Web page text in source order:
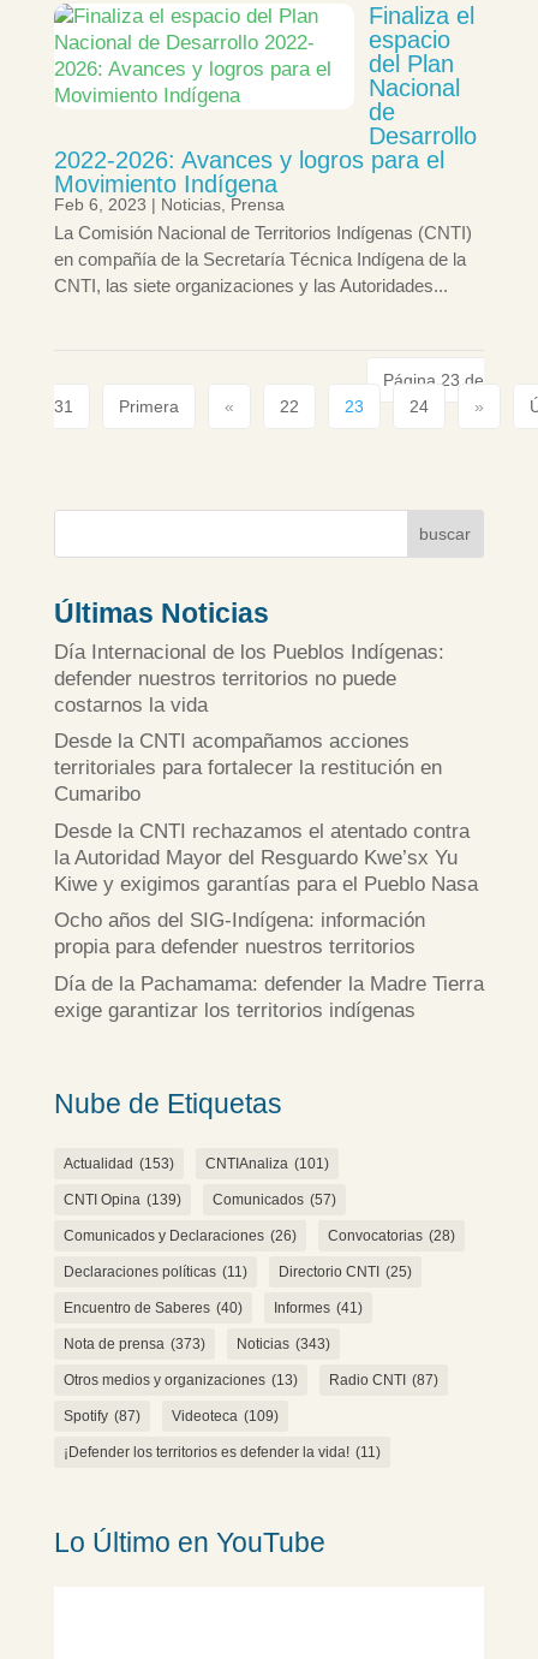
Finaliza el
espacio
del Plan
Nacional
de
Desarrollo
2022-2026: Avances y logros para el
Movimiento Indígena
Feb 6, 2023 | Noticias,Prensa
La Comisión Nacional de Territorios Indígenas (CNTI)
en compañía de la Secretaría Técnica Indígena de la
CNTI, las siete organizaciones y las Autoridades...
Página 23 de
31
Primera « 22 23 24 »
buscar
Últimas Noticias
Día Internacional de los Pueblos Indígenas:
defender nuestros territorios no puede
costarnos la vida
Desde la CNTI acompañamos acciones
territoriales para fortalecer la restitución en
Cumaribo
Desde la CNTI rechazamos el atentado contra
la Autoridad Mayor del Resguardo Kwe’sx Yu
Kiwe y exigimos garantías para el Pueblo Nasa
Ocho años del SIG-Indígena: información
propia para defender nuestros territorios
Día de la Pachamama: defender la Madre Tierra
exige garantizar los territorios indígenas
Nube de Etiquetas
Actualidad (153) CNTIAnaliza (101)
CNTI Opina (139) Comunicados (57)
Comunicados y Declaraciones (26) Convocatorias (28)
Declaraciones políticas (11) Directorio CNTI (25)
Encuentro de Saberes (40) Informes (41)
Nota de prensa (373) Noticias (343)
Otros medios y organizaciones (13) Radio CNTI (87)
Spotify (87) Videoteca (109)
¡Defender los territorios es defender la vida! (11)
Lo Último en YouTube